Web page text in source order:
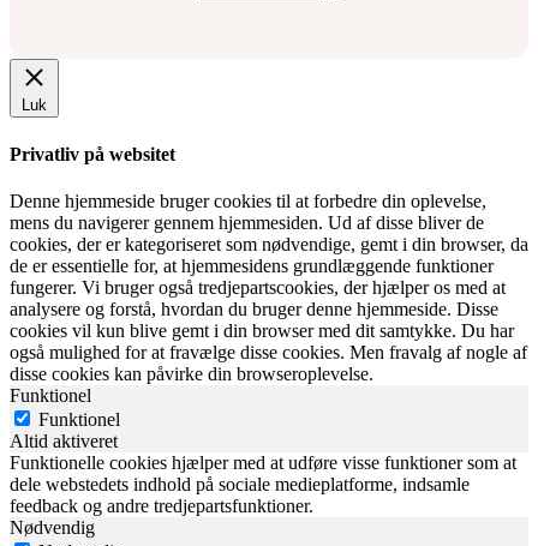
Luk
Privatliv på websitet
Denne hjemmeside bruger cookies til at forbedre din oplevelse,
mens du navigerer gennem hjemmesiden. Ud af disse bliver de
cookies, der er kategoriseret som nødvendige, gemt i din browser, da
de er essentielle for, at hjemmesidens grundlæggende funktioner
fungerer. Vi bruger også tredjepartscookies, der hjælper os med at
analysere og forstå, hvordan du bruger denne hjemmeside. Disse
cookies vil kun blive gemt i din browser med dit samtykke. Du har
også mulighed for at fravælge disse cookies. Men fravalg af nogle af
disse cookies kan påvirke din browseroplevelse.
Funktionel
Funktionel
Altid aktiveret
Funktionelle cookies hjælper med at udføre visse funktioner som at
dele webstedets indhold på sociale medieplatforme, indsamle
feedback og andre tredjepartsfunktioner.
Nødvendig